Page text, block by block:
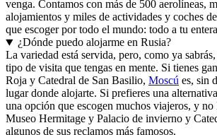
venga. Contamos con más de 500 aerolíneas,
alojamientos y miles de actividades y coches
que escoger por todo el mundo: todo a tu
¿Dónde puedo alojarme en Rusia?
La variedad está servida, pero, como ya
tipo de visita que tengas en mente. Si tienes
Roja y Catedral de San Basilio, Moscú es, sin
lugar donde alojarte. Si prefieres una
una opción que escogen muchos viajeros, y
Museo Hermitage y Palacio de invierno y
algunos de sus reclamos más famosos.